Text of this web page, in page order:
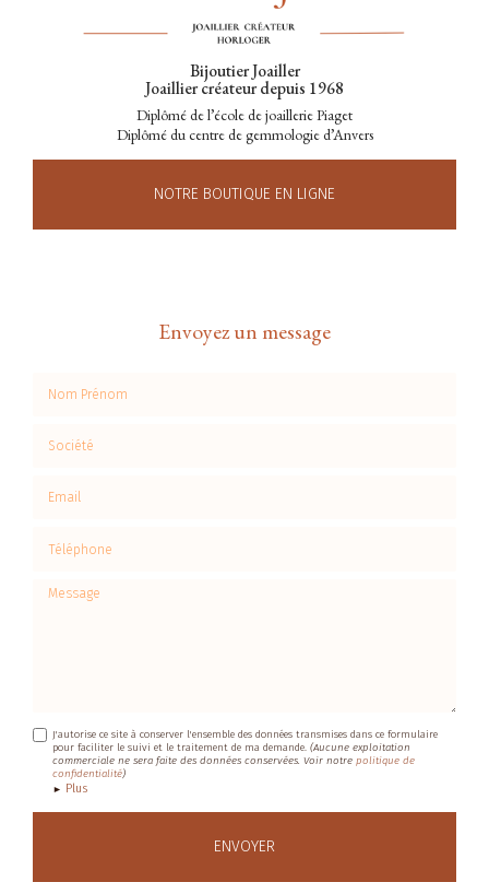
Bijoutier Joailler
Joaillier créateur depuis 1968
Diplômé de l’école de joaillerie Piaget
Diplômé du centre de gemmologie d’Anvers
NOTRE BOUTIQUE EN LIGNE
Envoyez un message
Message
J'autorise ce site à conserver l'ensemble des données transmises dans ce formulaire
pour faciliter le suivi et le traitement de ma demande.(Aucune exploitation
commerciale ne sera faite des données conservées. Voir notrepolitique de
confidentialité)
Plus